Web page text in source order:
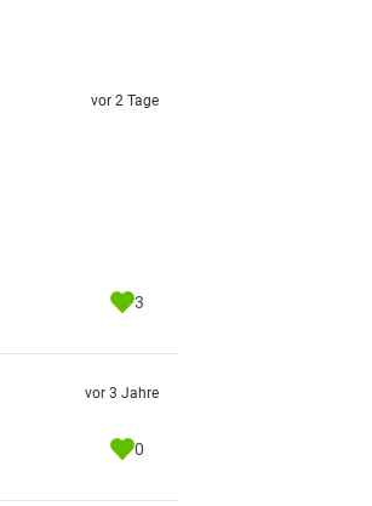
vor 2 Tage
3
vor 3 Jahre
0